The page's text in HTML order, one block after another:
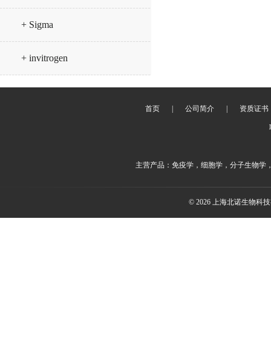
+ Sigma
+ invitrogen
首页 公司简介 资质证书
主营产品：免疫学，细胞学，分子生物学
© 2026 上海北诺生物科